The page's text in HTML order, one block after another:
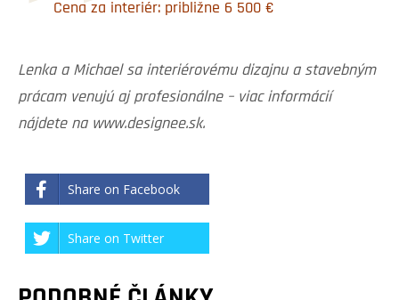
Cena za interiér: približne 6 500 €
Lenka a Michael sa interiérovému dizajnu a stavebným
prácam venujú aj profesionálne – viac informácií
nájdete na www.designee.sk.
Share on Facebook
Share on Twitter